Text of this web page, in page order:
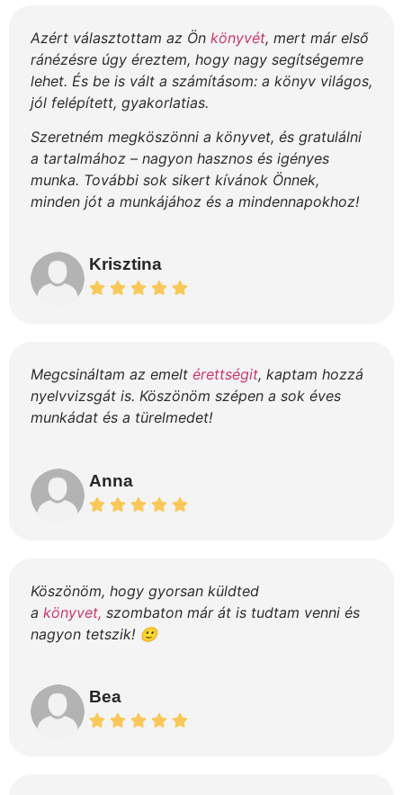
Azért választottam az Ön könyvét, mert már első
ránézésre úgy éreztem, hogy nagy segítségemre
lehet. És be is vált a számításom: a könyv világos,
jól felépített, gyakorlatias.
Szeretném megköszönni a könyvet, és gratulálni
a tartalmához – nagyon hasznos és igényes
munka. További sok sikert kívánok Önnek,
minden jót a munkájához és a mindennapokhoz!
Krisztina
Megcsináltam az emelt érettségit, kaptam hozzá
nyelvvizsgát is. Köszönöm szépen a sok éves
munkádat és a türelmedet!
Anna
Köszönöm, hogy gyorsan küldted
a könyvet, szombaton már át is tudtam venni és
nagyon tetszik! 🙂
Bea